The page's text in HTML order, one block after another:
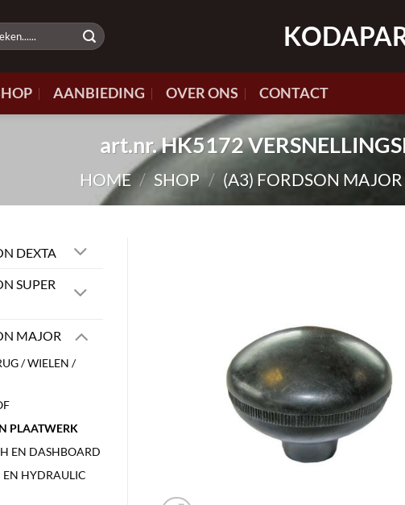
AANBIEDING OVER ONS CONTACT
art.nr. HK5172
HOME / SHOP / (A3) FORDSON MAJOR
DEXTA
SUPER
MAJOR
/ WIELEN /
PLAATWERK
EN DASHBOARD
EN HYDRAULIC